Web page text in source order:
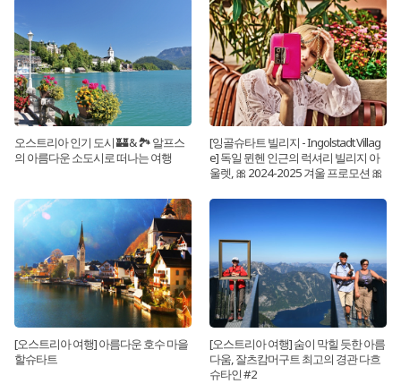
오스트리아 인기 도시 🏰 & 🏞 알프스
의 아름다운 소도시로 떠나는 여행
[잉골슈타트 빌리지 - Ingolstadt Villag
e] 독일 뮌헨 인근의 럭셔리 빌리지 아
울렛, 🎀 2024-2025 겨울 프로모션 🎀
[오스트리아 여행] 아름다운 호수 마을
할슈타트
[오스트리아 여행] 숨이 막힐 듯한 아름
다움, 잘츠캄머구트 최고의 경관 다흐
슈타인 #2